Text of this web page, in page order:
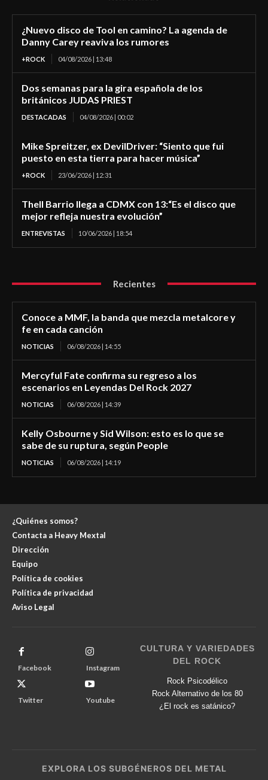
¿Nuevo disco de Tool en camino? La agenda de
Danny Carey reaviva los rumores
+ROCK 04/08/2026 | 13:48
Dos semanas para la gira española de los
británicos JUDAS PRIEST
DESTACADAS 04/08/2026 | 00:02
Mike Spreitzer, ex DevilDriver: “Siento que fui
puesto en esta tierra para hacer música”
+ROCK 23/06/2026 | 12:31
Thell Barrio llega a CDMX con 13:“Es el disco que
mejor refleja nuestra evolución”
ENTREVISTAS 10/06/2026 | 18:54
Recientes
Conoce a MMF, la banda que mezcla metalcore y
fe en cada canción
NOTICIAS 06/08/2026 | 14:55
Mercyful Fate confirma su regreso a los
escenarios en Leyendas Del Rock 2027
NOTICIAS 06/08/2026 | 14:39
Kelly Osbourne y Sid Wilson: esto es lo que se
sabe de su ruptura, según People
NOTICIAS 06/08/2026 | 14:19
¿Quiénes somos?
Contacta a Heavy Mextal
Dirección
Equipo
Política de cookies
Política de privacidad
Aviso Legal
Facebook Instagram
Twitter Youtube
CULTURA Y VARIEDADES
DEL ROCK
Rock Psicodélico
Rock Alternativo de los 80
¿El rock es satánico?
EXPLORA LOS SUBGÉNEROS DEL METAL